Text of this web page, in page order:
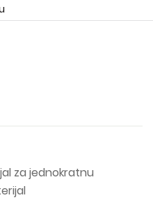
za jednokratnu